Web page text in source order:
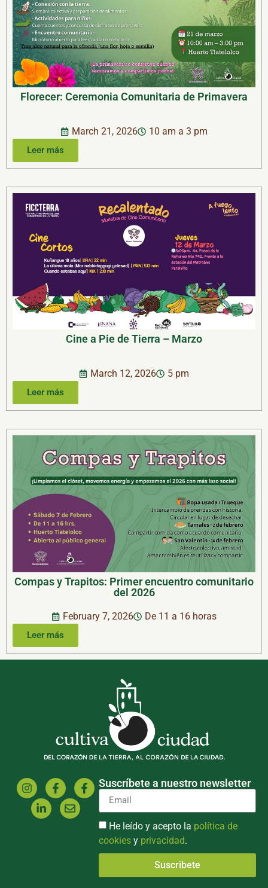
Florecer: Ceremonia Comunitaria de Primavera
March 21, 2026 10 am a 3 pm
Leer más
Cine a Pie de Tierra – Marzo
March 12, 2026 5 pm
Leer más
Compas y Trapitos: Primer encuentro comunitario
del 2026
February 7, 2026 De 11 a 16 horas
Leer más
Suscríbete a nuestro newsletter
He leído y acepto la política de
cookies y privacidad.
Suscribete